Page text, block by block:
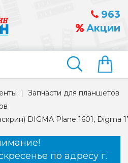
963
Акции
Найти
Запчасти для планшетов
DIGMA Plane 1601, Digma
по адресу г.